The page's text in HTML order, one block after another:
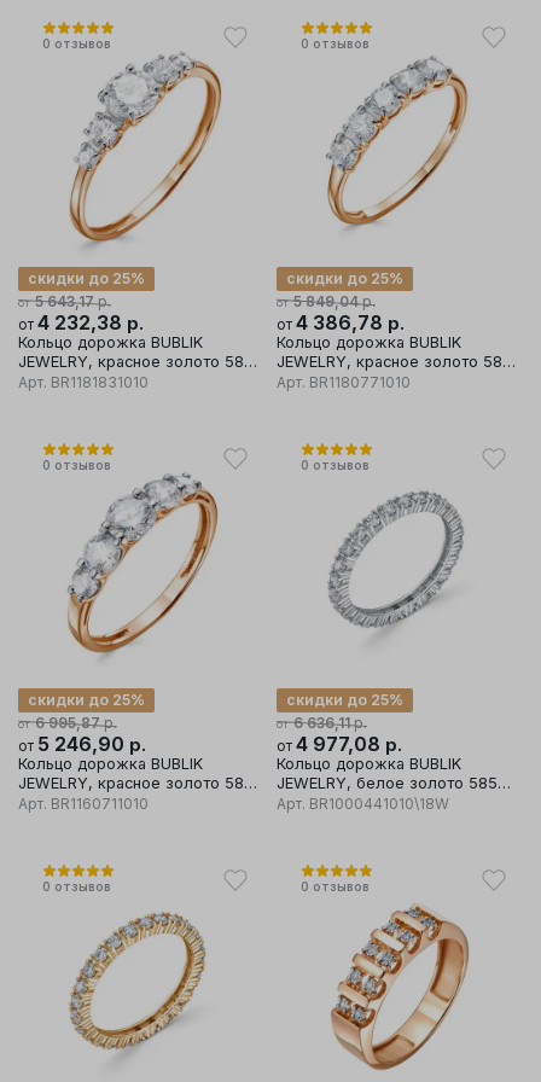
0 отзывов
от 5 643,17р.
скидки до 25%
от 4 232,38 р.
Кольцо дорожка BUBLIK
JEWELRY, красное золото 585
проба, вставка бриллиант
Арт. BR1181831010
0 отзывов
от 5 849,04р.
скидки до 25%
от 4 386,78 р.
Кольцо дорожка BUBLIK
JEWELRY, красное золото 585
проба, вставка бриллиант
Арт. BR1180771010
0 отзывов
от 6 995,87р.
скидки до 25%
от 5 246,90 р.
Кольцо дорожка BUBLIK
JEWELRY, красное золото 585
проба, вставка бриллиант
Арт. BR1160711010
0 отзывов
от 6 636,11р.
скидки до 25%
от 4 977,08 р.
Кольцо дорожка BUBLIK
JEWELRY, белое золото 585
проба, вставка бриллиант
Арт. BR1000441010\18W
0 отзывов 0 отзывов